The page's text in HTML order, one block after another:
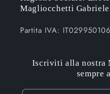
Magliocchetti Gabriele
Partita IVA:
Iscriviti alla nostra
sempre